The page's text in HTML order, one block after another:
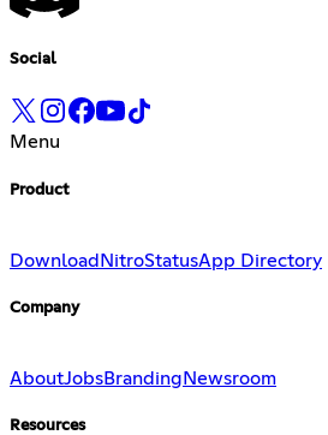
Social
Menu
Product
Download NitroStatusApp Directory
Company
AboutJobsBranding Newsroom
Resources